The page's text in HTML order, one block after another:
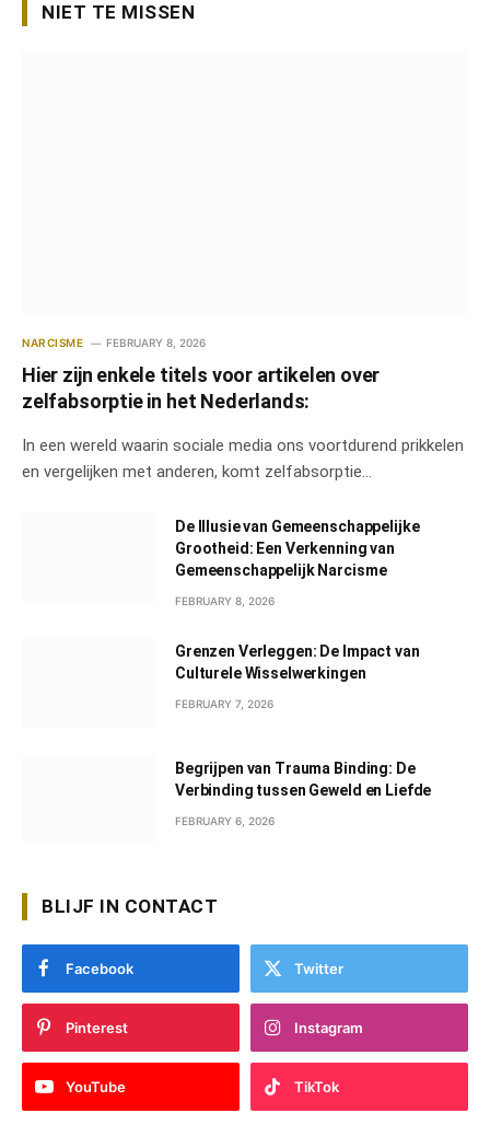
NIET TE MISSEN
NARCISME FEBRUARY 8, 2026
Hier zijn enkele titels voor artikelen over
zelfabsorptie in het Nederlands:
In een wereld waarin sociale media ons voortdurend prikkelen
en vergelijken met anderen, komt zelfabsorptie…
De Illusie van Gemeenschappelijke
Grootheid: Een Verkenning van
Gemeenschappelijk Narcisme
FEBRUARY 8, 2026
Grenzen Verleggen: De Impact van
Culturele Wisselwerkingen
FEBRUARY 7, 2026
Begrijpen van Trauma Binding: De
Verbinding tussen Geweld en Liefde
FEBRUARY 6, 2026
BLIJF IN CONTACT
Facebook Twitter
Pinterest Instagram
YouTube TikTok